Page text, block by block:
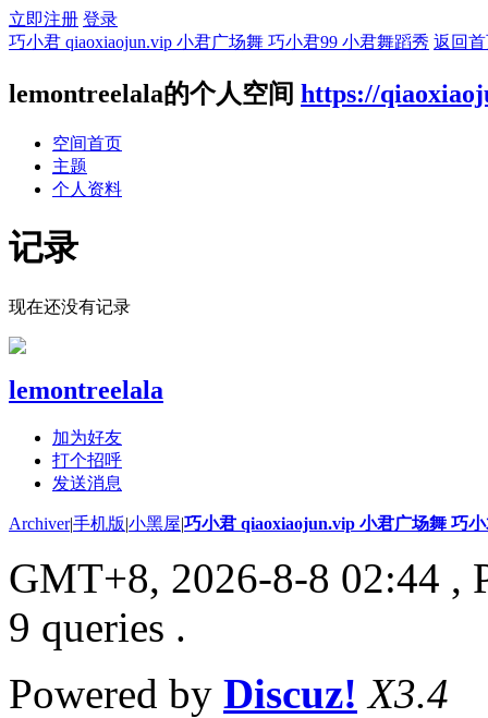
立即注册 登录
巧小君 qiaoxiaojun.vip 小君广场舞 巧小君99 小君舞蹈秀 返回
lemontreelala的个人空间 https://
空间首页
主题
个人资料
记录
现在还没有记录
lemontreelala
加为好友
打个招呼
发送消息
Archiver|手机版|小黑屋|巧小君 qiaoxiaojun.vip 小君广场舞 巧
GMT+8, 2026-8-8 02:44 ,
9 queries .
Powered by Discuz! X3.4